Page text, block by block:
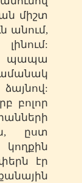
միշտ
անում,
պապա
բոլոր
ըստ
էր